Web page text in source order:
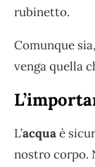
rubinetto.
Comunque
venga quella
L’acquaè
nostro corpo.